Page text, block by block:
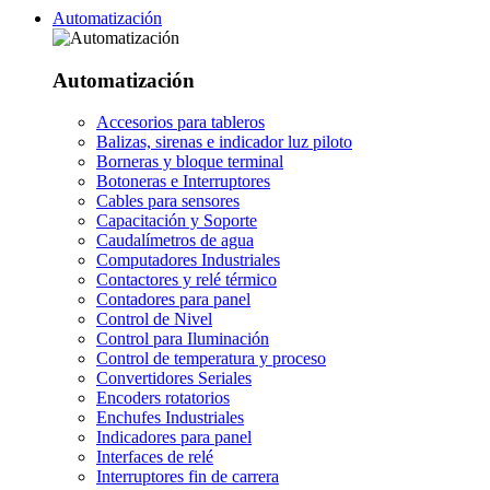
Automatización
Automatización
Accesorios para tableros
Balizas, sirenas e indicador luz piloto
Borneras y bloque terminal
Botoneras e Interruptores
Cables para sensores
Capacitación y Soporte
Caudalímetros de agua
Computadores Industriales
Contactores y relé térmico
Contadores para panel
Control de Nivel
Control para Iluminación
Control de temperatura y proceso
Convertidores Seriales
Encoders rotatorios
Enchufes Industriales
Indicadores para panel
Interfaces de relé
Interruptores fin de carrera